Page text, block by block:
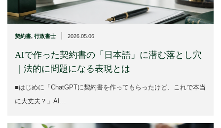
契約書, 行政書士 2026.05.06
AIで作った契約書の「日本語」に潜む落とし穴
｜法的に問題になる表現とは
■はじめに「ChatGPTに契約書を作ってもらったけど、これで本当
に大丈夫？」AI…